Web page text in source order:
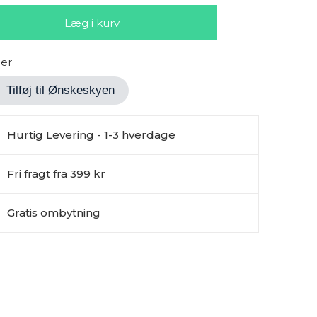
Tilføj til Ønskeskyen
Hurtig Levering - 1-3 hverdage
Fri fragt fra 399 kr
Gratis ombytning